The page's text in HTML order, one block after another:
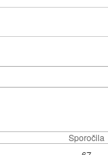
Sporočila